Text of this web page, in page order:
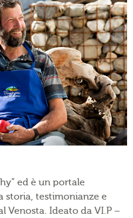
ed è un portale
storia, testimonianze e
Venosta. Ideato da VI.P –